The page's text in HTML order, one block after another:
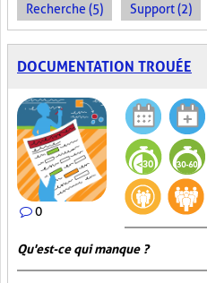
Recherche (5) Support (2)
DOCUMENTATION TROUÉE
0
Qu'est-ce qui manque ?